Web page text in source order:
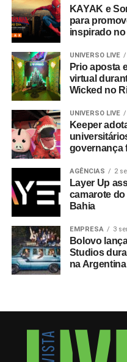
KAYAK e
para
inspirado
UNIVERSO LIVE
Prio aposta
virtual
Wicked no
UNIVERSO LIVE
Keeper
governança
AGÊNCIAS 2
Layer Up
camarote
Bahia
EMPRESA 3
Bolovo
Studios
na Argentina